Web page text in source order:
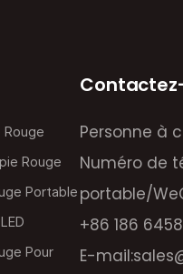
Rouge
Rouge
Portable
Pour
Personne à
Numéro de
portable/
+86 186
E-mail: